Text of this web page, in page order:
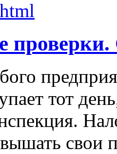
проверки.
тот
свои